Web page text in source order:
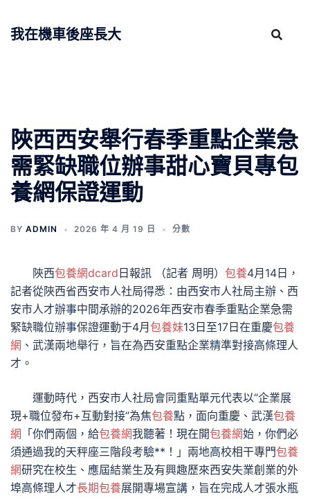
我在機車後座長大
陜西西安舉行春季重點企業急
需緊缺職位辦事甜心寶貝專包
養網保證運動
BY ADMIN 2026 年 4 月 19 日 分數
陜西包養網dcard 日報訊 （記者 周明） 包養4月14日，
記者從陜西省西安市人社局得悉：由西安市人社局主辦、西
安市人才辦事中間承辦的2026年西安市春季重點企業急需
緊缺職位辦事保證運動于4月 包養妹13日至17日在重慶包養
網 、武漢兩地舉行，旨在為西安重點企業精準對接高條理人
才。
運動時代，西安市人社局會同重點單元代表以“企業展
現+職位發布+互動對接”為焦包養點，面向重慶、武漢包養
網 「你們兩個，給包養網我聽著！現在開包養網始，你們必
須通過我的天秤座三階段考驗**！」兩地高校相干專門包養
網研究在校生、應屆結業生及有興趣歷來西安失業創業的外
埠高條理人才長期包養展開專場宣講，旨在完成人才張水瓶